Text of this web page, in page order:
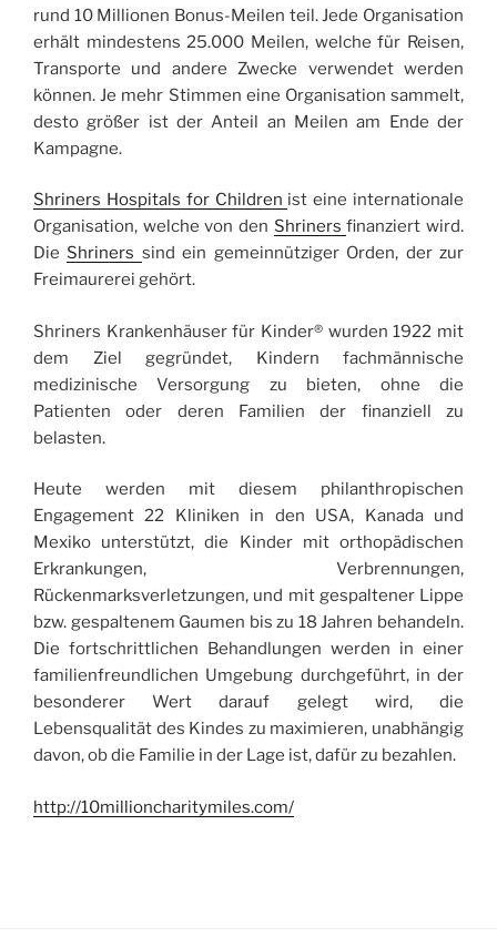
rund 10 Millionen Bonus-Meilen teil. Jede Organisation
erhält mindestens 25.000 Meilen, welche für Reisen,
Transporte und andere Zwecke verwendet werden
können. Je mehr Stimmen eine Organisation sammelt,
desto größer ist der Anteil an Meilen am Ende der
Kampagne.
Shriners Hospitals for Children ist eine internationale
Organisation, welche von den Shrinersfinanziert wird.
Die Shriners sind ein gemeinnütziger Orden, der zur
Freimaurerei gehört.
Shriners Krankenhäuser für Kinder® wurden 1922 mit
dem Ziel gegründet, Kindern fachmännische
medizinische Versorgung zu bieten, ohne die
Patienten oder deren Familien der finanziell zu
belasten.
Heute werden mit diesem philanthropischen
Engagement 22 Kliniken in den USA, Kanada und
Mexiko unterstützt, die Kinder mit orthopädischen
Erkrankungen, Verbrennungen,
Rückenmarksverletzungen, und mit gespaltener Lippe
bzw. gespaltenem Gaumen bis zu 18 Jahren behandeln.
Die fortschrittlichen Behandlungen werden in einer
familienfreundlichen Umgebung durchgeführt, in der
besonderer Wert darauf gelegt wird, die
Lebensqualität des Kindes zu maximieren, unabhängig
davon, ob die Familie in der Lage ist, dafür zu bezahlen.
http://10millioncharitymiles.com/